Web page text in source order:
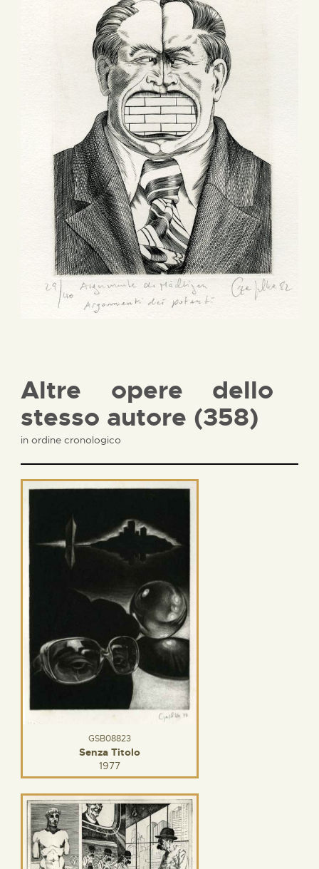
Altre opere dello
stesso autore (358)
in ordine cronologico
GSB08823
Senza Titolo
1977